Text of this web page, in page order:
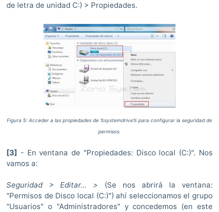
de letra de unidad C:) > Propiedades.
Figura 5: Acceder a las propiedades de %systemdrive% para configurar la seguridad de
permisos.
[3] - En ventana de "Propiedades: Disco local (C:)". Nos
vamos a:
Seguridad > Editar... > (Se nos abrirá la ventana:
"Permisos de Disco local (C:)") ahí seleccionamos el grupo
"Usuarios" o "Administradores" y concedemos (en este